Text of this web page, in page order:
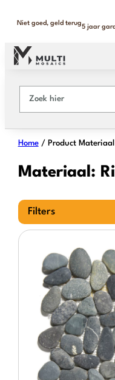
naar
inhoud
Niet goed, geld terug
5 jaar
Home/ Product
Materiaal:
Filters